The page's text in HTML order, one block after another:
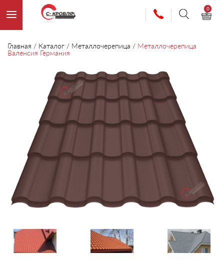
0
Главная / Каталог / Металлочерепица / Металлочерепица
Валенсия Германия